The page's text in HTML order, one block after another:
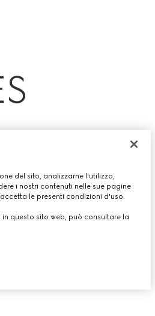
del sito, analizzarne l'utilizzo,
i nostri contenuti nelle sue pagine
le presenti condizioni d'uso.
questo sito web, può consultare la